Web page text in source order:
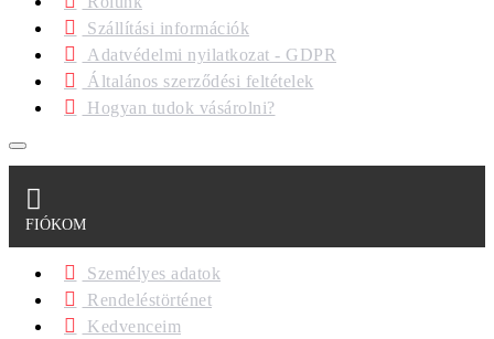
Szállítási információk
Adatvédelmi nyilatkozat - GDPR
Általános szerződési feltételek
Hogyan tudok vásárolni?
FIÓKOM
Személyes adatok
Rendeléstörténet
Kedvenceim